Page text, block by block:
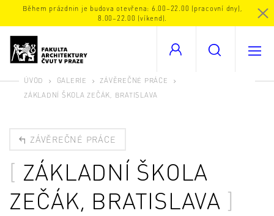
Během prázdnin je budova otevřena: 6.00–22.00 (pracovní dny),
8.00–22.00 (víkend).
ÚVOD GALERIE
ZÁVĚREČNÉ PRÁCE
ZÁKLADNÍ ŠKOLA ZEČÁK, BRATISLAVA
ZÁVĚREČNÉ PRÁCE
ZÁKLADNÍ ŠKOLA
ZEČÁK, BRATISLAVA